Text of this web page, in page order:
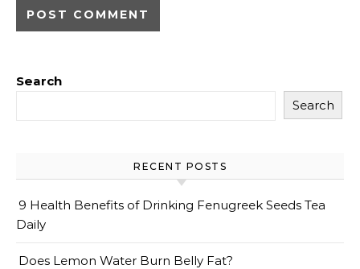
Search
Search
RECENT POSTS
9 Health Benefits of Drinking Fenugreek Seeds Tea
Daily
Does Lemon Water Burn Belly Fat?